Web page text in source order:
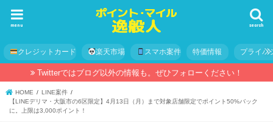
search
menu
クレジットカード 楽天市場 スマホ案件 特価情報 プライバ
Twitterではブログ以外の情報も。ぜひフォローください！
HOME
LINE案件
【LINEデリマ・大阪市の6区限定】4月13日（月）まで対象店舗限定でポイント50%バック
に。上限は3,000ポイント！